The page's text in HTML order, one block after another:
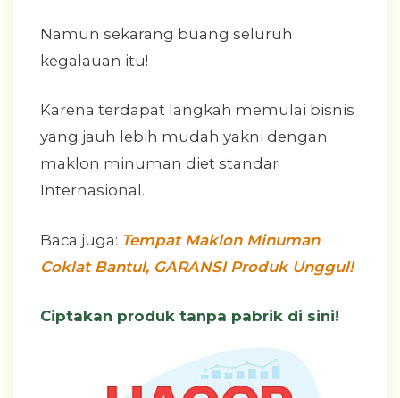
Namun sekarang buang seluruh
kegalauan itu!
Karena terdapat langkah memulai bisnis
yang jauh lebih mudah yakni dengan
maklon minuman diet standar
Internasional.
Baca juga: Tempat Maklon Minuman
Coklat Bantul, GARANSI Produk Unggul!
Ciptakan produk tanpa pabrik di sini!